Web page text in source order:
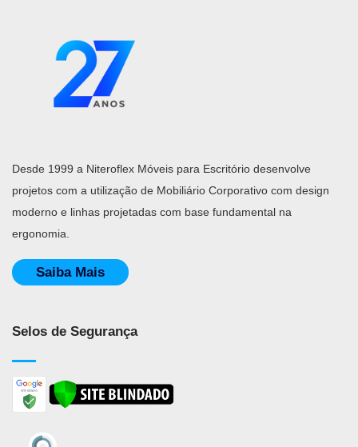
Desde 1999 a Niteroflex Móveis para Escritório desenvolve
projetos com a utilização de Mobiliário Corporativo com design
moderno e linhas projetadas com base fundamental na
ergonomia.
Saiba Mais
Selos de Segurança